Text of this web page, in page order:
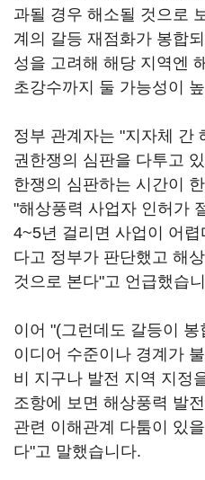
과될 경우 해소될 것으로
계의 갈등 재점화가 봉합
성을 고려해 해당 지역엔
초강수까지 둘 가능성이
정부 관계자는 "지자체 간
권한쟁의 심판을 다투고
한쟁의 심판하는 시간이
"해상풍력 사업자 인허가
4~5년 걸리면 사업이 어
다고 정부가 판단했고 해
것으로 본다"고 언급했습
이어 "(그런데도 갈등이
이디어 수준이나 경계가
비 지구나 발전 지역 지정
조항에 보면 해상풍력 발
관련 이해관계 다툼이 있
다"고 말했습니다.